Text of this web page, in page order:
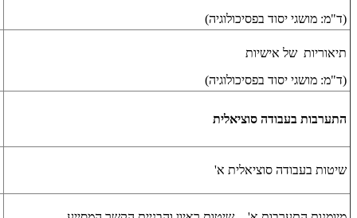
(ד"מ: מושגי יסוד בפסיכולוגיה)
תיאוריות של אישיות
(ד"מ: מושגי יסוד בפסיכולוגיה)
התערבות בעבודה סוציאלית
שיטות בעבודה סוציאלית א'